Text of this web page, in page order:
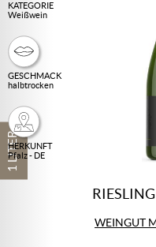
1 LITER
KATEGORIE
Weißwein
GESCHMACK
halbtrocken
HERKUNFT
Pfalz - DE
WEINGUT